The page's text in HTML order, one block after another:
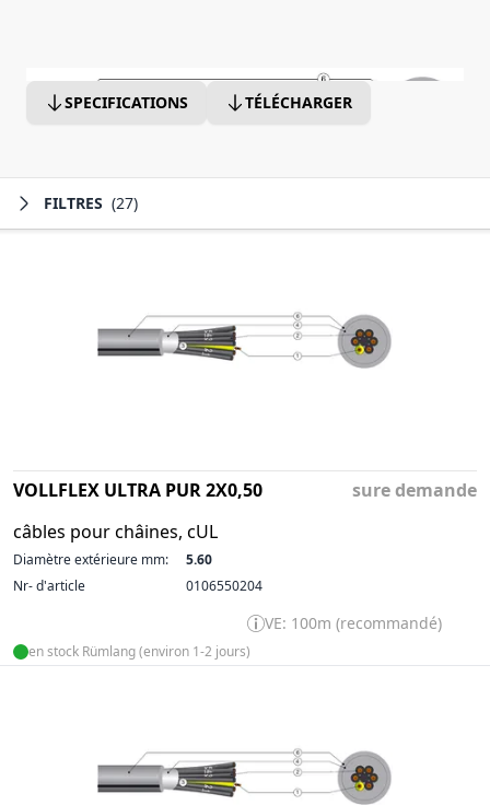
SPECIFICATIONS TÉLÉCHARGER
FILTRES (27)
VOLLFLEX ULTRA PUR 2X0,50
câbles pour châines, cUL
sure demande
Diamètre extérieure mm:
5.60
Nr- d'article
0106550204
VE: 100m (recommandé)
en stock Rümlang (environ 1-2 jours)